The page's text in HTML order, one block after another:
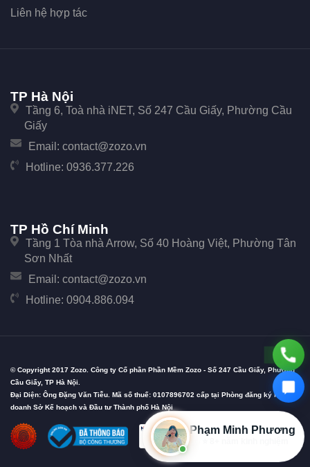
Liên hệ hợp tác
TP Hà Nội
Tầng 6, Toà nhà iNET, Số 247 Cầu Giấy, Phường Cầu
Giấy
Email: contact@zozo.vn
Hotline: 0936.377.226
TP Hồ Chí Minh
Tầng 1 Tòa nhà Arrow, Số 40 Hoàng Việt, Phường Tân
Sơn Nhất
Email: contact@zozo.vn
Hotline: 0904.886.094
© Copyright 2017 Zozo. Công ty Cổ phần Phần Mềm Zozo - Số 247 Cầu Giấy, Phường
Cầu Giấy, TP Hà Nội.
Đại Diện: Ông Đặng Văn Tiễu. Mã số thuế: 0107896702 cấp tại Phòng đăng ký kinh
doanh Sở Kế hoạch và Đầu tư Thành phố Hà Nội
Phạm Minh Phương